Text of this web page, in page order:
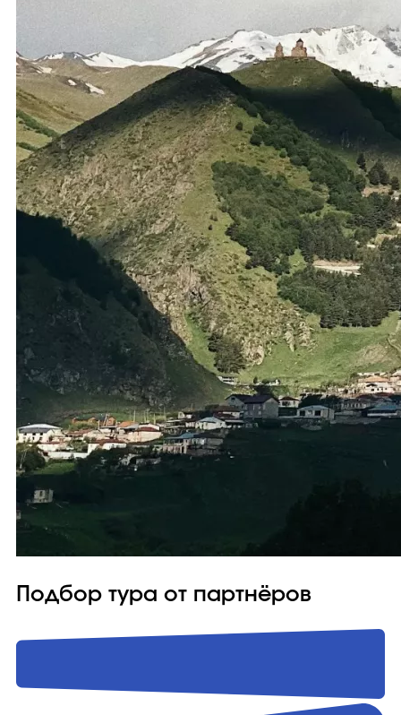
Подбор тура от партнёров